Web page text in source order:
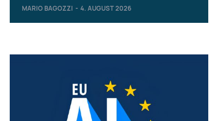
MARIO BAGOZZI - 4. AUGUST 2026